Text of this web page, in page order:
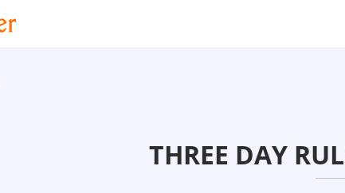
THREE DAY